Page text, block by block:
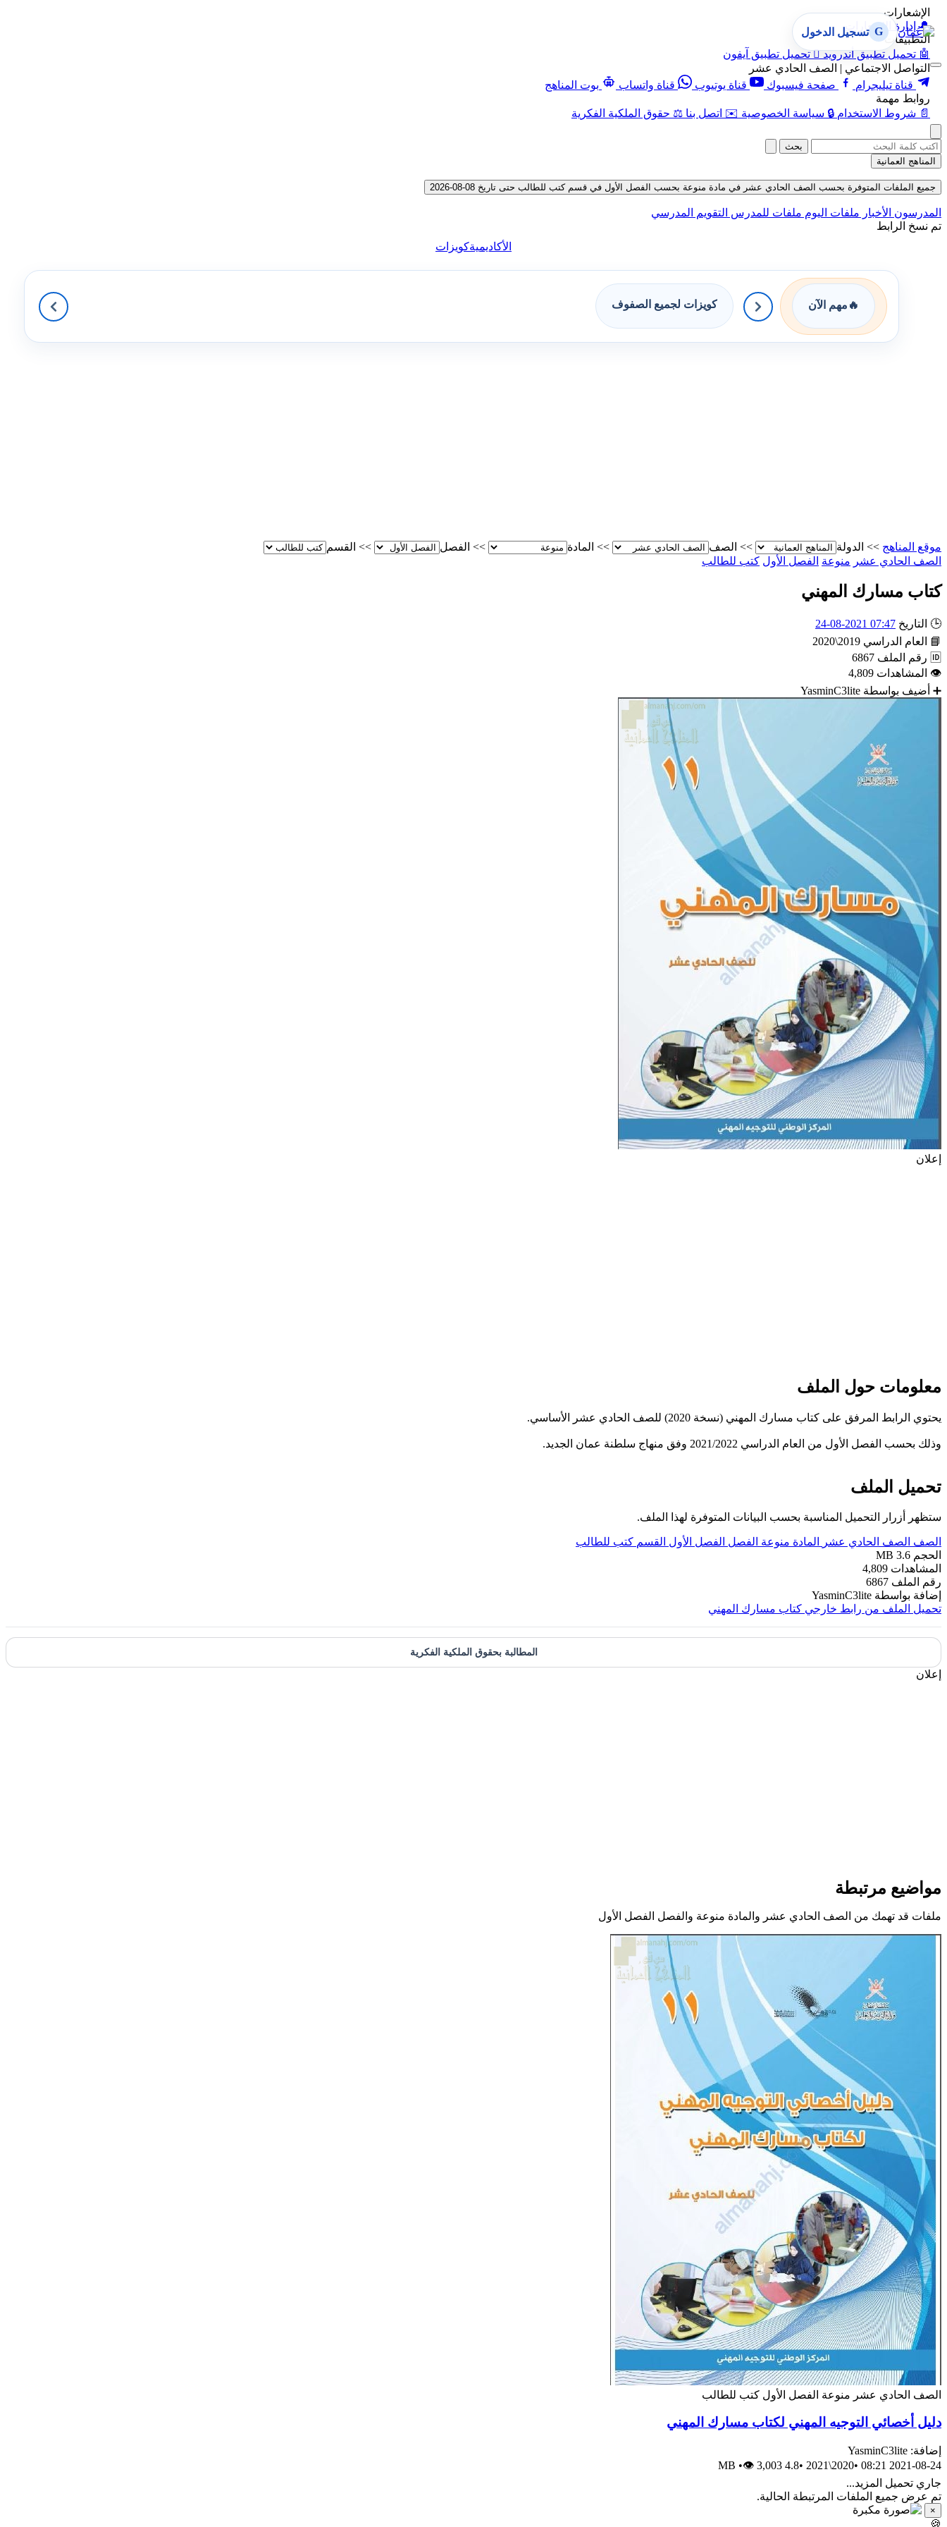
الإشعارات
🔔 إدارة الإشعارات
التطبيقات
🤖 تحميل تطبيق أندرويد  تحميل تطبيق آيفون
التواصل الاجتماعي | الصف الحادي عشر
قناة تيليجرام
صفحة فيسبوك قناة يوتيوب قناة واتساب
بوت المناهج
روابط مهمة
📄 شروط الاستخدام 🔒 سياسة الخصوصية ✉️ اتصل بنا ⚖️ حقوق الملكية الفكرية
G تسجيل الدخول
بحث
المناهج العمانية
جميع الملفات المتوفرة بحسب الصف الحادي عشر في مادة منوعة بحسب الفصل الأول في قسم كتب للطالب حتى تاريخ 08-08-2026
المدرسون الأخبار ملفات اليوم ملفات للمدرس التقويم المدرسي
تم نسخ الرابط
الأكاديميةكويزات
🔥 مهم الآن كويزات لجميع الصفوف
موقع المناهج >> الدولة >> الصف >> المادة >> الفصل >> القسم
الصف الحادي عشر منوعة الفصل الأول كتب للطالب
كتاب مسارك المهني
🕒 التاريخ 07:47 2021-08-24
📘
العام الدراسي 2019\2020
🆔 رقم الملف 6867
👁 المشاهدات 4,809
➕ أضيف بواسطة YasminC3lite
إعلان
معلومات حول الملف
يحتوي الرابط المرفق على كتاب مسارك المهني (نسخة 2020) للصف الحادي عشر الأساسي.
وذلك بحسب الفصل الأول من العام الدراسي 2021/2022 وفق منهاج سلطنة عمان الجديد.
تحميل الملف
ستظهر أزرار التحميل المناسبة بحسب البيانات المتوفرة لهذا الملف.
الصف الصف الحادي عشر المادة منوعة الفصل الفصل الأول القسم كتب للطالب
الحجم 3.6 MB
المشاهدات 4,809
رقم الملف 6867
إضافة بواسطة YasminC3lite
تحميل الملف من رابط خارجي كتاب مسارك المهني
المطالبة بحقوق الملكية الفكرية
إعلان
مواضيع مرتبطة
ملفات قد تهمك من الصف الحادي عشر والمادة منوعة والفصل الفصل الأول
الصف الحادي عشر منوعة الفصل الأول كتب للطالب
دليل أخصائي التوجيه المهني لكتاب مسارك المهني
إضافة: YasminC3lite
2021-08-24 08:21
•
2020\2021
•
4.8 MB
•👁 3,003
جاري تحميل المزيد...
تم عرض جميع الملفات المرتبطة الحالية.
×
🍪